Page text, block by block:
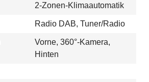
2-Zonen-Klimaautomatik
Radio DAB, Tuner/Radio
Vorne, 360°-Kamera,
Hinten